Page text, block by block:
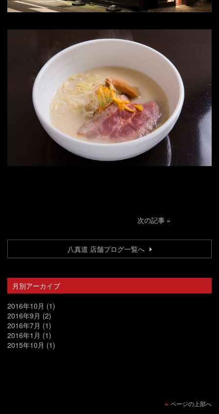
次の記事 »
八真道 店舗ブログ一覧へ
月別アーカイブ
2016年10月 (1)
2016年9月 (2)
2016年7月 (1)
2016年1月 (1)
2015年10月 (1)
ページの上部へ